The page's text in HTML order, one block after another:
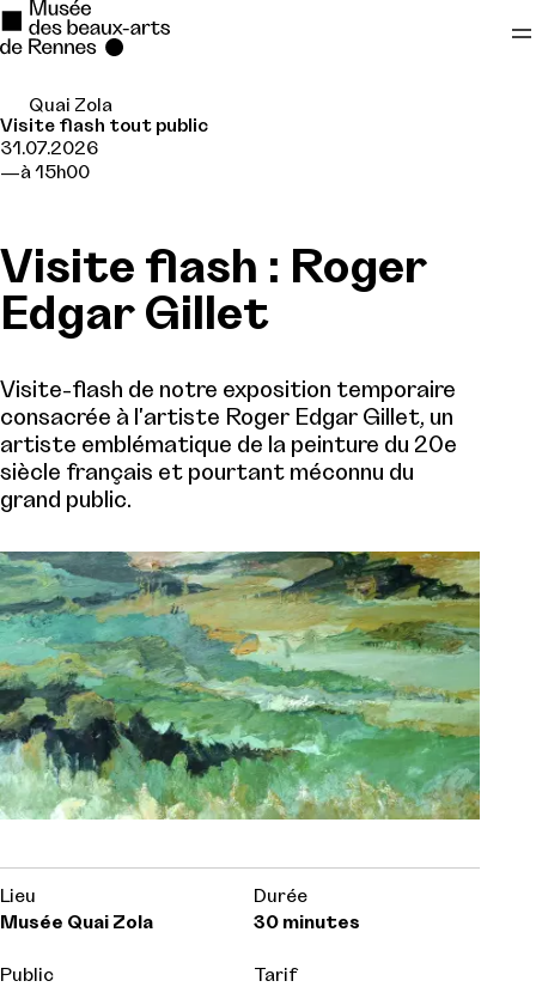
Se rendre au
Contenu principal
Quai Zola
Visite flash tout public
31.07.2026
à 15h00
Visite flash : Roger
Edgar Gillet
Visite-flash de notre exposition temporaire
consacrée à l'artiste Roger Edgar Gillet, un
artiste emblématique de la peinture du 20e
siècle français et pourtant méconnu du
grand public.
Lieu
Musée Quai Zola
Durée
30 minutes
Public
Tarif